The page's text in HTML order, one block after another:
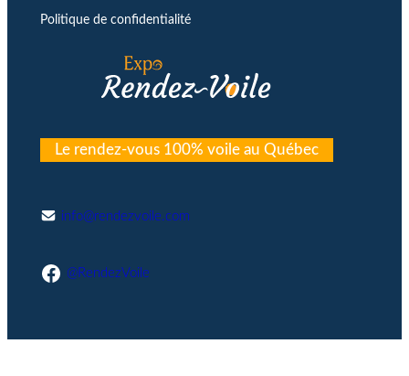
Politique de confidentialité
Le rendez-vous 100% voile au Québec
info@rendezvoile.com
Facebook @RendezVoile